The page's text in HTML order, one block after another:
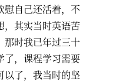
慰自己还活着，不
，其实当时英语苦
那时我已年过三十
了，课程学习需要
以了，我当时的坚